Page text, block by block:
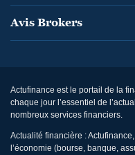
Avis Brokers
Actufinance est le portail de la
chaque jour l’essentiel de
nombreux services financiers.
Actualité financière :
l’économie (bourse, banque,